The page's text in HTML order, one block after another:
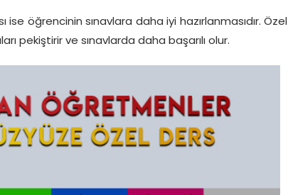
öğrencinin sınavlara daha iyi hazırlanmasıdır. Özel
pekiştirir ve sınavlarda daha başarılı olur.